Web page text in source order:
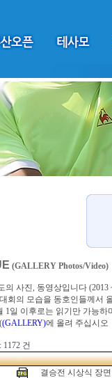
(GALLERY Photos/Video)
의 사진, 동영상입니다 (2013
회의 모습을 동호인들께서
1일 이후로는 읽기만 가능하
(GALLERY)에 올려 주십시오
건
결승전 시상식 장